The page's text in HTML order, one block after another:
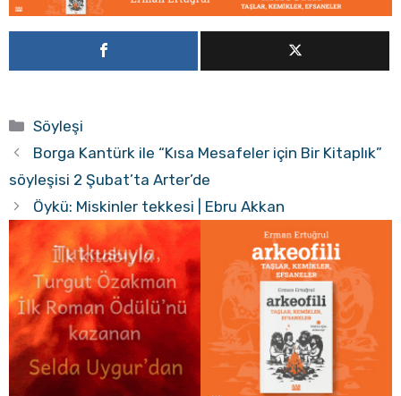
Kategoriler
Söyleşi
Borga Kantürk ile “Kısa Mesafeler için Bir Kitaplık”
söyleşisi 2 Şubat’ta Arter’de
Öykü: Miskinler tekkesi | Ebru Akkan